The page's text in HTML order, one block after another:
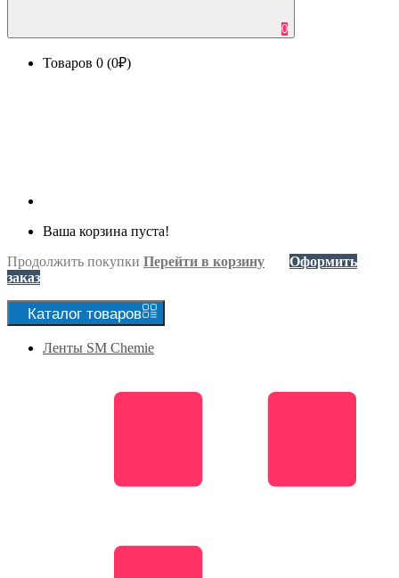
0
Товаров 0 (0₽)
Ваша корзина пуста!
Продолжить покупки Перейти в корзину
Оформить
заказ
Каталог товаров
Ленты SM Chemie